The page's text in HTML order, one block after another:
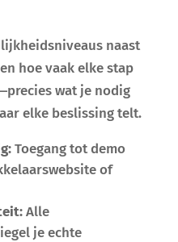
naast
hoe vaak elke stap
wat je nodig
elke beslissing telt.
Toegang tot demo
of
Alle
je echte